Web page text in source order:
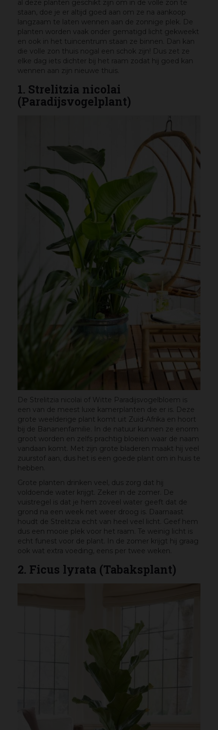
al deze planten geschikt zijn om in de volle zon te
staan, doe je er altijd goed aan om ze na aankoop
langzaam te laten wennen aan de zonnige plek. De
planten worden vaak onder gematigd licht gekweekt
en ook in het tuincentrum staan ze binnen. Dan kan
die volle zon thuis nogal een schok zijn! Dus zet ze
elke dag iets dichter bij het raam zodat hij goed kan
wennen aan zijn nieuwe thuis.
1. Strelitzia nicolai
(Paradijsvogelplant)
De Strelitzia nicolai of Witte Paradijsvogelbloem is
een van de meest luxe kamerplanten die er is. Deze
grote weelderige plant komt uit Zuid-Afrika en hoort
bij de Bananenfamilie. In de natuur kunnen ze enorm
groot worden en zelfs prachtig bloeien waar de naam
vandaan komt. Met zijn grote bladeren maakt hij veel
zuurstof aan, dus het is een goede plant om in huis te
hebben.
Grote planten drinken veel, dus zorg dat hij
voldoende water krijgt. Zeker in de zomer. De
vuistregel is dat je hem zoveel water geeft dat de
grond na een week net weer droog is. Daarnaast
houdt de Strelitzia echt van heel veel licht. Geef hem
dus een mooie plek voor het raam. Te weinig licht is
echt funest voor de plant. In de zomer krijgt hij graag
ook wat extra voeding, eens per twee weken.
2. Ficus lyrata (Tabaksplant)